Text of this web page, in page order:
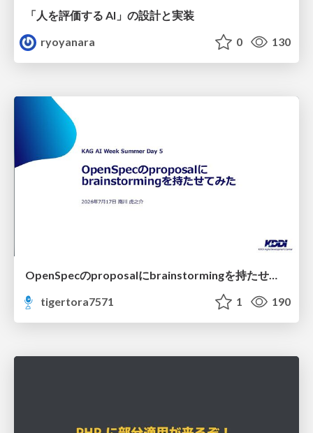
「人を評価する AI」の 設計と実装
ryoyanara
0 130
OpenSpecのproposalにbrainstormingを持たせてみた
tigertora7571
1 190